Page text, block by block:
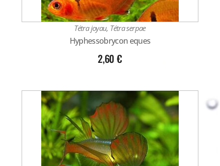
Tétra joyau, Tétra serpae
Hyphessobrycon eques
2,60€